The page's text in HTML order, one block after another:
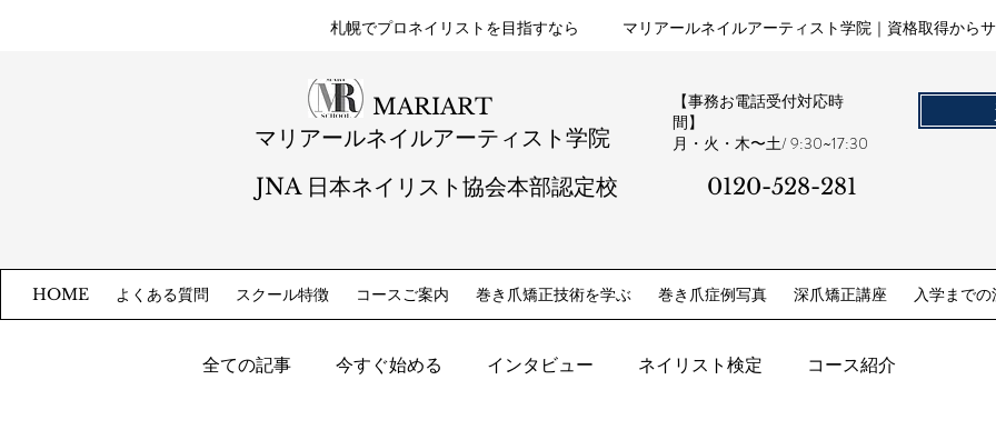
札幌​でプロネイリストを目指すなら マリアールネイルアーティスト学院｜資格取得から
MARIART
マリアールネイルアーティスト学院
JNA 日本ネイリスト協会本部認定校
【事務お電話受付対応時
間】
​月・火・木〜土/ 9:30~17:30
0120-528-281​
HOME よくある質問 スクール特徴 コースご案内 巻き爪矯正技術を学ぶ 巻き爪症例写真 深爪矯正講座 入学まで
全ての記事 今すぐ始める インタビュー ネイリスト検定 コース紹介